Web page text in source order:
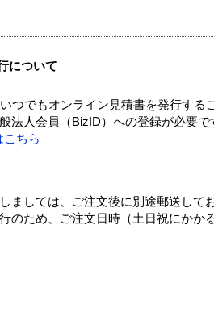
について
つでもオンライン見積書を発行する
人会員（BizID）への登録が必要で
ちら
ましては、ご注文後に別途郵送して
のため、ご注文日時（土日祝にかか